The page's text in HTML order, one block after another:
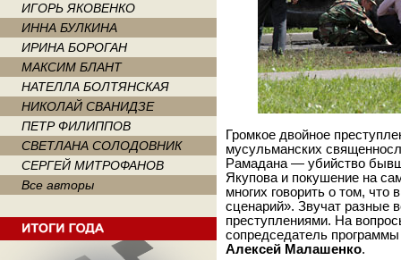
ИГОРЬ ЯКОВЕНКО
ИННА БУЛКИНА
ИРИНА БОРОГАН
МАКСИМ БЛАНТ
НАТЕЛЛА БОЛТЯНСКАЯ
НИКОЛАЙ СВАНИДЗЕ
ПЕТР ФИЛИППОВ
СВЕТЛАНА СОЛОДОВНИК
СЕРГЕЙ МИТРОФАНОВ
Все авторы
Громкое двойное
мусульманских
Рамадана — убийство
Якупова и покушение на
многих говорить о том, что
сценарий». Звучат разные
преступлениями. На
сопредседатель
Алексей Малашенко.